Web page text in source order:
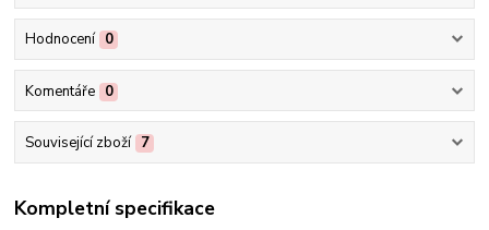
Hodnocení 0
Komentáře 0
Související zboží 7
Kompletní specifikace